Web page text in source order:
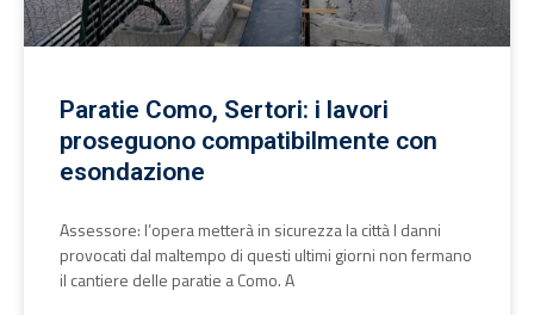
Paratie Como, Sertori: i lavori
proseguono compatibilmente con
esondazione
Assessore: l’opera metterà in sicurezza la città I danni
provocati dal maltempo di questi ultimi giorni non fermano
il cantiere delle paratie a Como. A